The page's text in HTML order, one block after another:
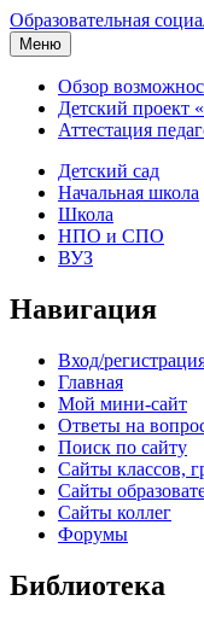
Образовательная
Меню
Обзор
Детский проект
Аттестация
Детский сад
Начальная школа
Школа
НПО и СПО
ВУЗ
Навигация
Вход/
Главная
Мой мини-сайт
Ответы на
Поиск по сайту
Сайты классов,
Сайты
Сайты коллег
Форумы
Библиотека